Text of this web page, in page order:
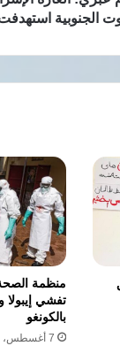
الجنوبية
منظمة
تفشي إيبولا
بالكونغو
7 أغسطس، 2026